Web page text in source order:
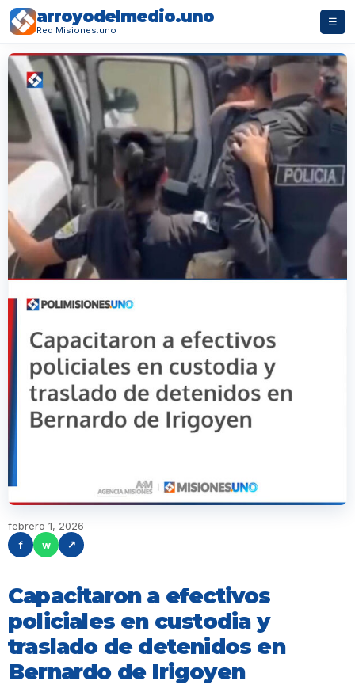
arroyodelmedio.uno
Red Misiones.uno
☰
febrero 1, 2026
f
w ↗
Capacitaron a efectivos
policiales en custodia y
traslado de detenidos en
Bernardo de Irigoyen